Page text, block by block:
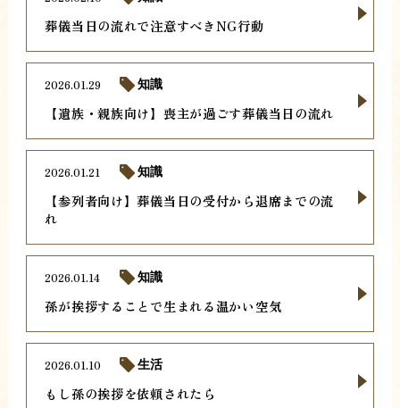
葬儀当日の流れで注意すべきNG行動
【遺族・親族向け】喪主が過ごす葬儀当日の流れ
2026.01.29 知識
【参列者向け】葬儀当日の受付から退席までの流
れ
2026.01.21 知識
孫が挨拶することで生まれる温かい空気
2026.01.14 知識
もし孫の挨拶を依頼されたら
2026.01.10 生活